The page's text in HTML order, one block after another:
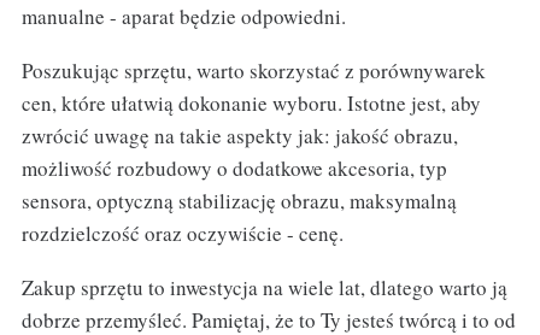
manualne - aparat będzie odpowiedni.
Poszukując sprzętu, warto skorzystać z porównywarek
cen, które ułatwią dokonanie wyboru. Istotne jest, aby
zwrócić uwagę na takie aspekty jak: jakość obrazu,
możliwość rozbudowy o dodatkowe akcesoria, typ
sensora, optyczną stabilizację obrazu, maksymalną
rozdzielczość oraz oczywiście - cenę.
Zakup sprzętu to inwestycja na wiele lat, dlatego warto ją
dobrze przemyśleć. Pamiętaj, że to Ty jesteś twórcą i to od